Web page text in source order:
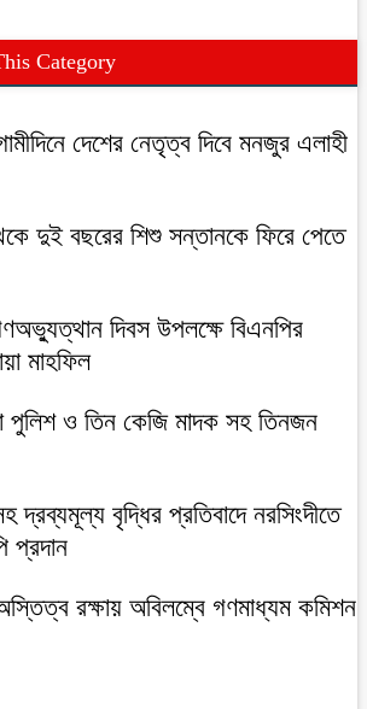
Category
দেশের নেতৃত্ব দিবে মনজুর এলাহী
দুই বছরের শিশু সন্তানকে ফিরে পেতে
দিবস উপলক্ষে বিএনপির
মাহফিল
ও তিন কেজি মাদক সহ তিনজন
দ্রব্যমূল্য বৃদ্ধির প্রতিবাদে নরসিংদীতে
প্রদান
অস্তিত্ব রক্ষায় অবিলম্বে গণমাধ্যম কমিশন